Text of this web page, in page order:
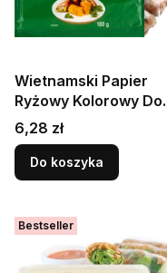
Wietnamski Papier
Ryżowy Kolorowy Do
Sajgonek i Spring Rolls
100g HOUSE OF ASIA
Cena
6,28 zł
Do koszyka
Bestseller